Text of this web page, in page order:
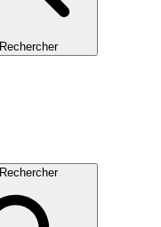
Rechercher
Rechercher